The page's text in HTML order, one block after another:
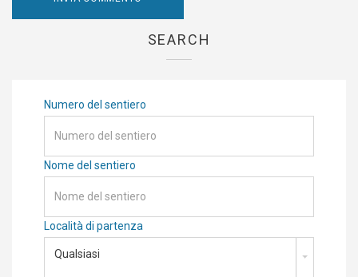
SEARCH
Numero del sentiero
Nome del sentiero
Località di partenza
Qualsiasi